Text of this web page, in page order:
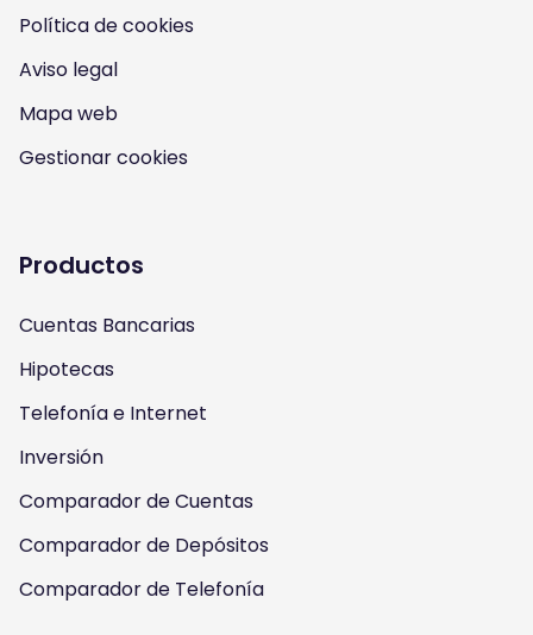
n
s
a
a
m
o
u
u
a
c
b
k
i
t
Política de cookies
Aviso legal
Mapa web
Gestionar cookies
Productos
Cuentas Bancarias
Hipotecas
Telefonía e Internet
Inversión
Comparador de Cuentas
Comparador de Depósitos
Comparador de Telefonía